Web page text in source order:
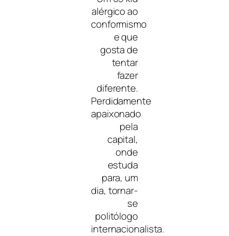
alérgico ao
conformismo
e que
gosta de
tentar
fazer
diferente.
Perdidamente
apaixonado
pela
capital,
onde
estuda
para, um
dia, tornar-
se
politólogo
internacionalista.